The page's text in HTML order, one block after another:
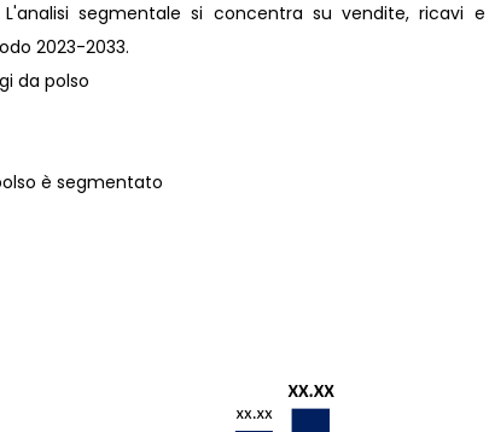
segmentale si concentra su vendite, ricavi e
2023-2033.
da polso
è segmentato